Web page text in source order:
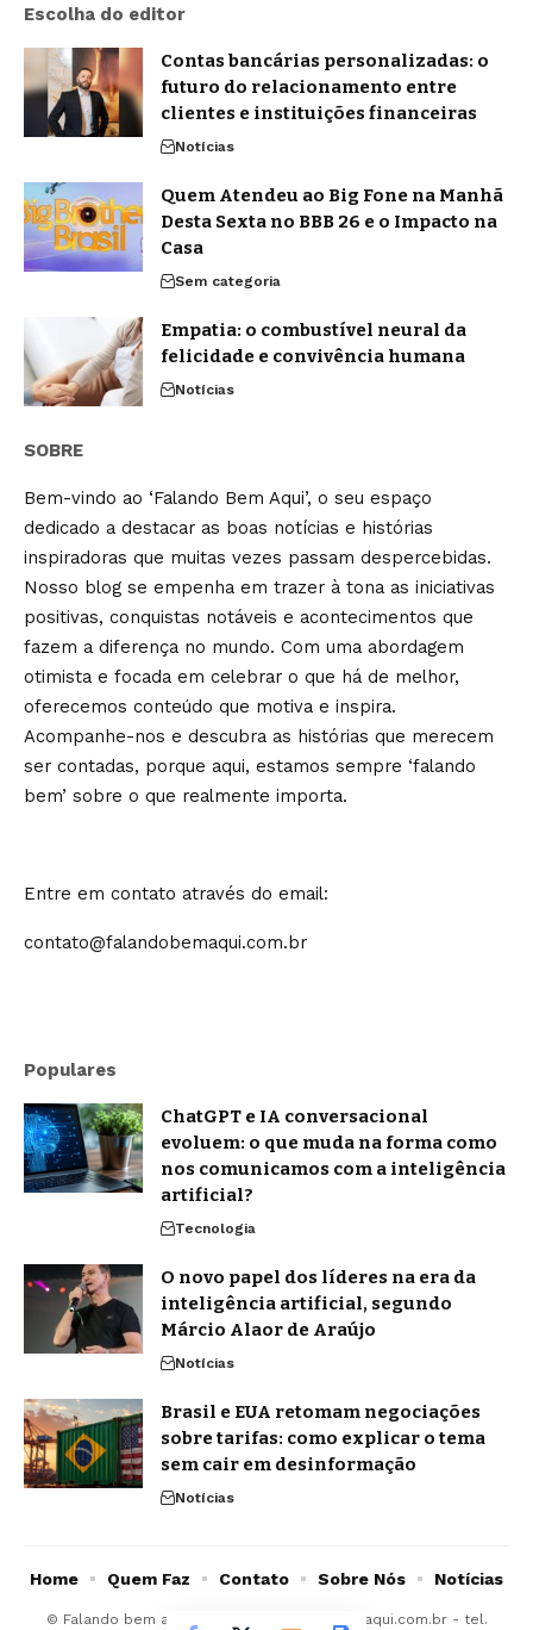
Escolha do editor
Contas bancárias personalizadas: o
futuro do relacionamento entre
clientes e instituições financeiras
Notícias
Quem Atendeu ao Big Fone na Manhã
Desta Sexta no BBB 26 e o Impacto na
Casa
Sem categoria
Empatia: o combustível neural da
felicidade e convivência humana
Notícias
SOBRE
Bem-vindo ao ‘Falando Bem Aqui’, o seu espaço
dedicado a destacar as boas notícias e histórias
inspiradoras que muitas vezes passam despercebidas.
Nosso blog se empenha em trazer à tona as iniciativas
positivas, conquistas notáveis e acontecimentos que
fazem a diferença no mundo. Com uma abordagem
otimista e focada em celebrar o que há de melhor,
oferecemos conteúdo que motiva e inspira.
Acompanhe-nos e descubra as histórias que merecem
ser contadas, porque aqui, estamos sempre ‘falando
bem’ sobre o que realmente importa.
Entre em contato através do email:
contato@falandobemaqui.com.br
Populares
ChatGPT e IA conversacional
evoluem: o que muda na forma como
nos comunicamos com a inteligência
artificial?
Tecnologia
O novo papel dos líderes na era da
inteligência artificial, segundo
Márcio Alaor de Araújo
Notícias
Brasil e EUA retomam negociações
sobre tarifas: como explicar o tema
sem cair em desinformação
Notícias
© Falando bem aqui - contato@falandobemaqui.com.br- tel.
Home Quem Faz Contato Sobre Nós Notícias